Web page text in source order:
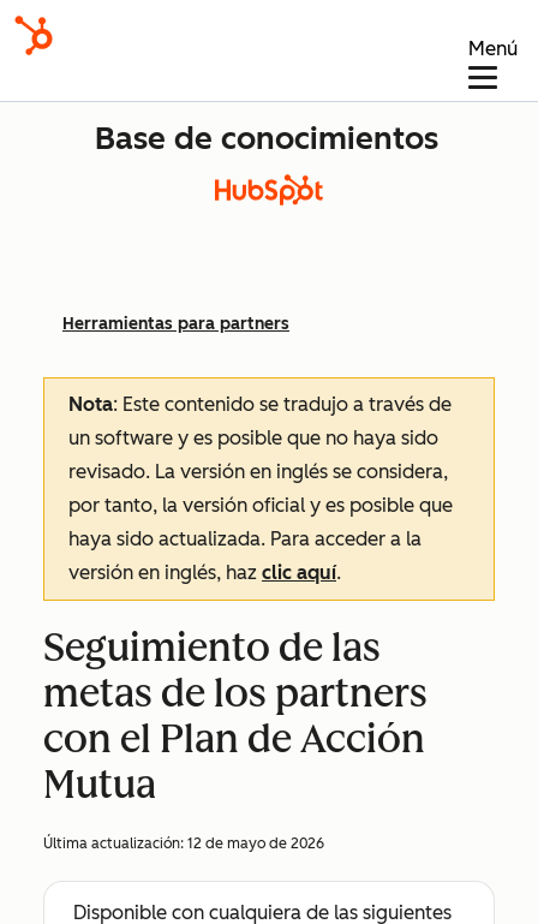
Menú
Base de conocimientos
Herramientas para partners
Nota: Este contenido se tradujo a través de
un software y es posible que no haya sido
revisado. La versión en inglés se considera,
por tanto, la versión oficial y es posible que
haya sido actualizada. Para acceder a la
versión en inglés, haz clic aquí.
Seguimiento de las
metas de los partners
con el Plan de Acción
Mutua
Última actualización: 12 de mayo de 2026
Disponible con cualquiera de las siguientes